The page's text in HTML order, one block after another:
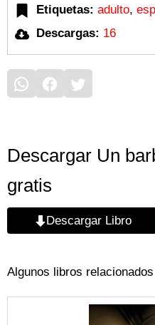
Etiquetas: adulto,
Descargas: 16
Descargar Un
gratis
Descargar Libro
Algunos libros relacionados